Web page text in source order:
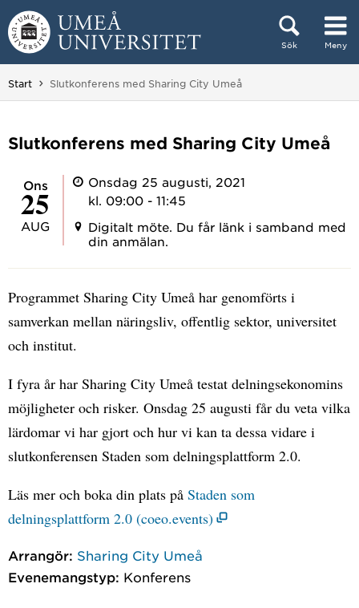
Hoppa direkt till innehållet
Sök Meny
Huvudmenyn dold.
Start Du är här:
Slutkonferens med Sharing City Umeå
Slutkonferens med Sharing City Umeå
ons
25
AUG
Onsdag 25 augusti, 2021
kl. 09:00 - 11:45
Digitalt möte. Du får länk i samband med
din anmälan.
Programmet Sharing City Umeå har genomförts i
samverkan mellan näringsliv, offentlig sektor, universitet
och institut.
I fyra år har Sharing City Umeå testat delningsekonomins
möjligheter och risker. Onsdag 25 augusti får du veta vilka
lärdomar vi har gjort och hur vi kan ta dessa vidare i
slutkonferensen Staden som delningsplattform 2.0.
Läs mer och boka din plats på Staden som
delningsplattform 2.0 (coeo.events)
Arrangör: Sharing City Umeå
Evenemangstyp: Konferens